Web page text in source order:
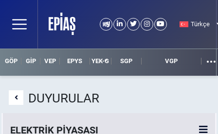
Türkçe
GÖP GİP VEP EPYS YEK-G SGP VGP
DUYURULAR
ELEKTRİK PİYASASI